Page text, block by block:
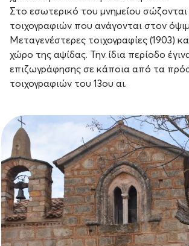
Στο εσωτερικό του μνημείου
τοιχογραφιών που ανάγονται στον
Μεταγενέστερες τοιχογραφίες (1903)
χώρο της αψίδας. Την ίδια περίοδο
επιζωγράφησης σε κάποια από τα
τοιχογραφιών του 13ου αι.